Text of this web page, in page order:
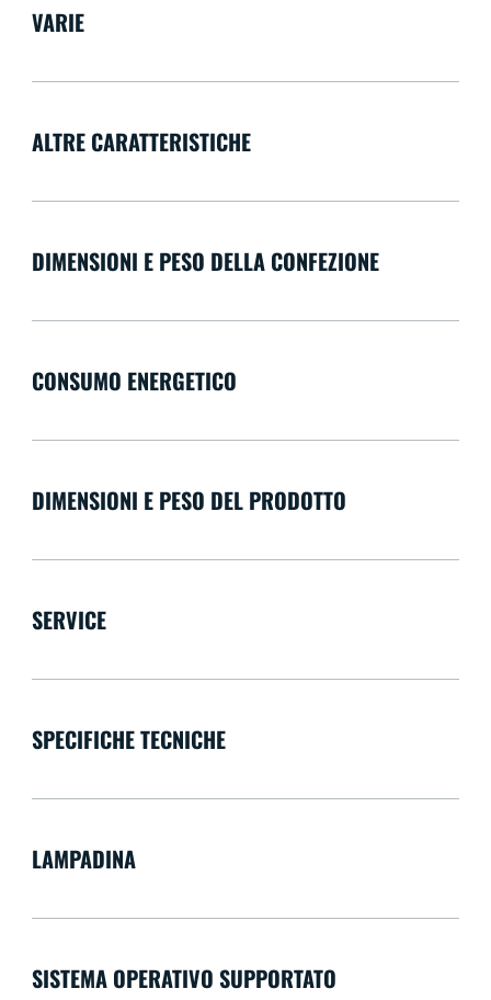
VARIE
ALTRE CARATTERISTICHE
DIMENSIONI E PESO DELLA CONFEZIONE
CONSUMO ENERGETICO
DIMENSIONI E PESO DEL PRODOTTO
SERVICE
SPECIFICHE TECNICHE
LAMPADINA
SISTEMA OPERATIVO SUPPORTATO